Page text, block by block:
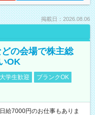
掲載日：2026.08.06
の会場で株主総
OK
大学生歓迎
ブランクOK
給7000円のお仕事もありま